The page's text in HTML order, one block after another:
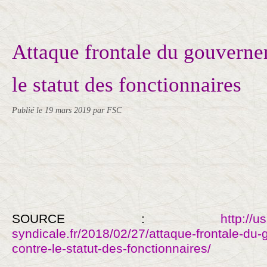
Attaque frontale du
le statut des fonctionnaires
Publié le 19 mars 2019 par FSC
SOURCE : http://
syndicale.fr/2018/02/27/attaque-frontale-du-
contre-le-statut-des-fonctionnaires/